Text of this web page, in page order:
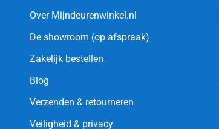
Over Mijndeurenwinkel.nl
De showroom (op afspraak)
Zakelijk bestellen
Blog
Verzenden & retourneren
Veiligheid & privacy